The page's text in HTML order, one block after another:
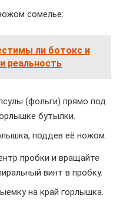
сомелье:
ли ботокс и
реальность
(фольги) прямо под
бутылки.
поддев её ножом.
пробки и вращайте
винт в пробку.
на край горлышка.